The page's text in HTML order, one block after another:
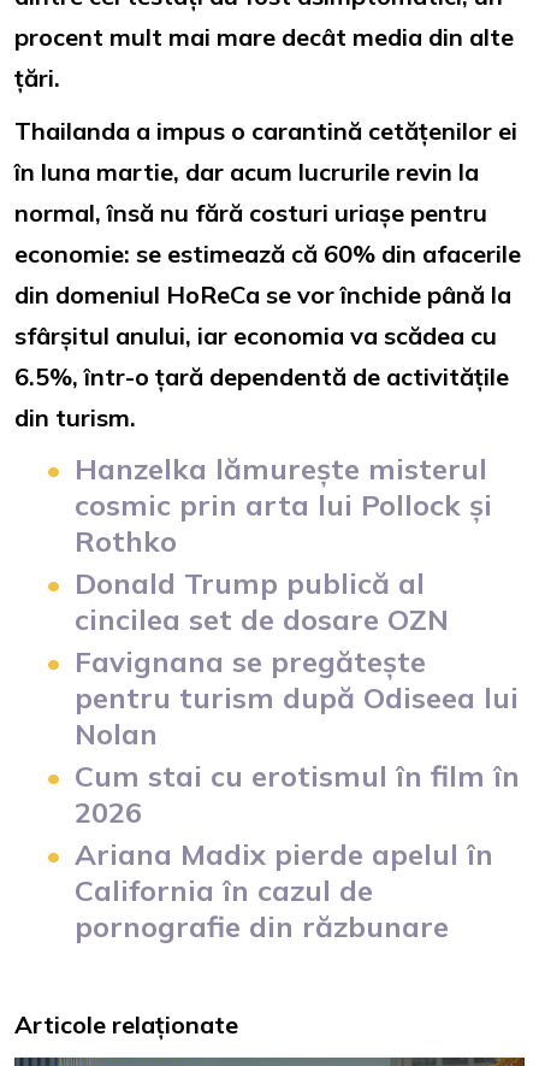
procent mult mai mare decât media din alte
țări.
Thailanda a impus o carantină cetățenilor ei
în luna martie, dar acum lucrurile revin la
normal, însă nu fără costuri uriașe pentru
economie: se estimează că 60% din afacerile
din domeniul HoReCa se vor închide până la
sfârșitul anului, iar economia va scădea cu
6.5%, într-o țară dependentă de activitățile
din turism.
Hanzelka lămurește misterul
cosmic prin arta lui Pollock și
Rothko
Donald Trump publică al
cincilea set de dosare OZN
Favignana se pregătește
pentru turism după Odiseea lui
Nolan
Cum stai cu erotismul în film în
2026
Ariana Madix pierde apelul în
California în cazul de
pornografie din răzbunare
Articole relaționate